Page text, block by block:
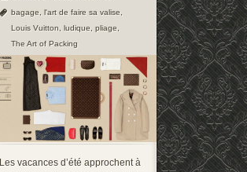
bagage
l'art de faire sa valise
Louis Vuitton ludique pliage
The Art of Packing
Les vacances d’été approchent à